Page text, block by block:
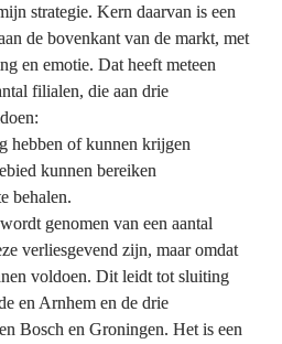
strategie. Kern daarvan is een
de bovenkant van de markt, met
en emotie. Dat heeft meteen
filialen, die aan drie
hebben of kunnen krijgen
kunnen bereiken
behalen.
genomen van een aantal
verliesgevend zijn, maar omdat
voldoen. Dit leidt tot sluiting
en Arnhem en de drie
Bosch en Groningen. Het is een